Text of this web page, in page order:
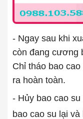
- Ngay sau khi
còn đang cương
Chỉ tháo bao
ra hoàn toàn.
- Hủy bao cao
bao cao su lại